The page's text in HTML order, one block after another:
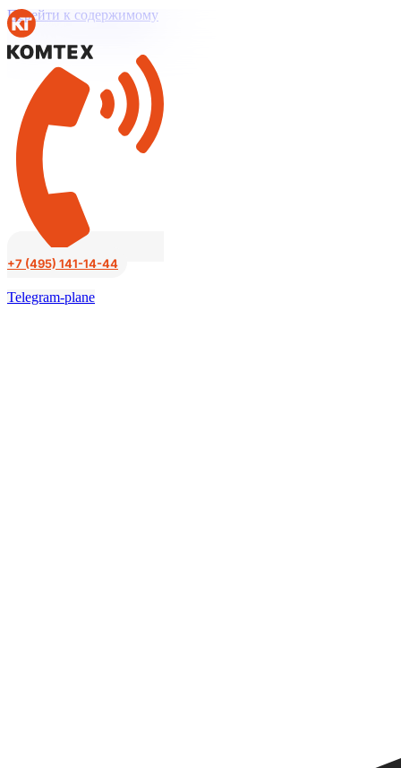
Перейти к содержимому
+7 (495) 141-14-44
Telegram-plane